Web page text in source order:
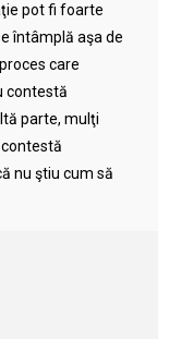
pot fi foarte
întâmplă aşa de
care
contestă
parte, mulţi
nu ştiu cum să